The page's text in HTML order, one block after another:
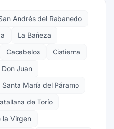
Andrés del Rabanedo
La Bañeza
Cacabelos
Cistierna
Juan
Santa María del Páramo
de Torío
la Virgen